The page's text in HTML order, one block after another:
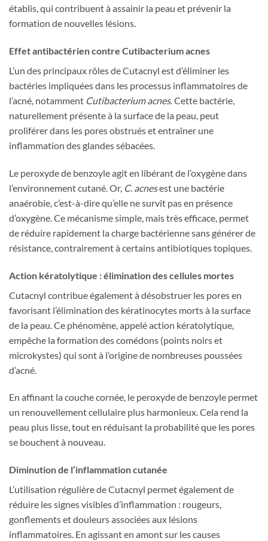
établis, qui contribuent à assainir la peau et prévenir la
formation de nouvelles lésions.
Effet antibactérien contre Cutibacterium acnes
L’un des principaux rôles de Cutacnyl est d’éliminer les
bactéries impliquées dans les processus inflammatoires de
l’acné, notamment Cutibacterium acnes. Cette bactérie,
naturellement présente à la surface de la peau, peut
proliférer dans les pores obstrués et entraîner une
inflammation des glandes sébacées.
Le peroxyde de benzoyle agit en libérant de l’oxygène dans
l’environnement cutané. Or, C. acnesest une bactérie
anaérobie, c’est-à-dire qu’elle ne survit pas en présence
d’oxygène. Ce mécanisme simple, mais très efficace, permet
de réduire rapidement la charge bactérienne sans générer de
résistance, contrairement à certains antibiotiques topiques.
Action kératolytique : élimination des cellules mortes
Cutacnyl contribue également à désobstruer les pores en
favorisant l’élimination des kératinocytes morts à la surface
de la peau. Ce phénomène, appelé action kératolytique,
empêche la formation des comédons (points noirs et
microkystes) qui sont à l’origine de nombreuses poussées
d’acné.
En affinant la couche cornée, le peroxyde de benzoyle permet
un renouvellement cellulaire plus harmonieux. Cela rend la
peau plus lisse, tout en réduisant la probabilité que les pores
se bouchent à nouveau.
Diminution de l’inflammation cutanée
L’utilisation régulière de Cutacnyl permet également de
réduire les signes visibles d’inflammation : rougeurs,
gonflements et douleurs associées aux lésions
inflammatoires. En agissant en amont sur les causes